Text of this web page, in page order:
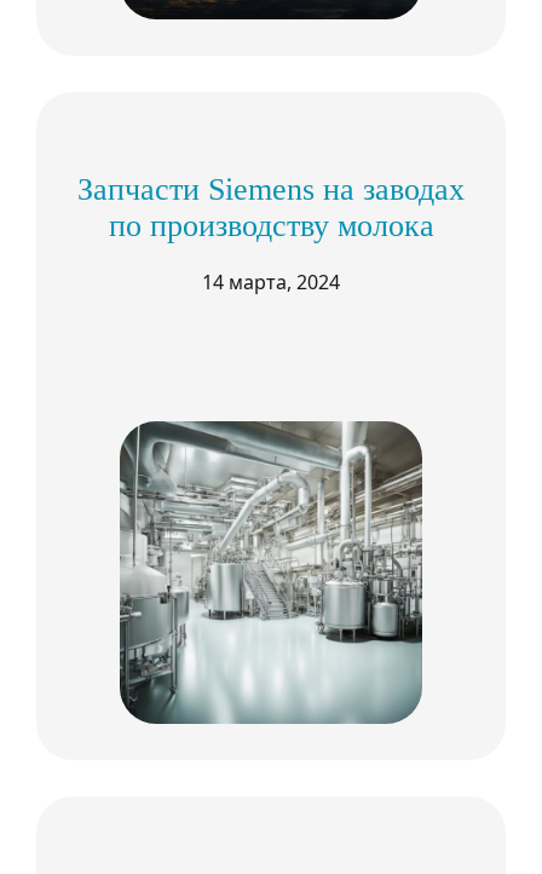
Запчасти Siemens на заводах
по производству молока
14 марта, 2024